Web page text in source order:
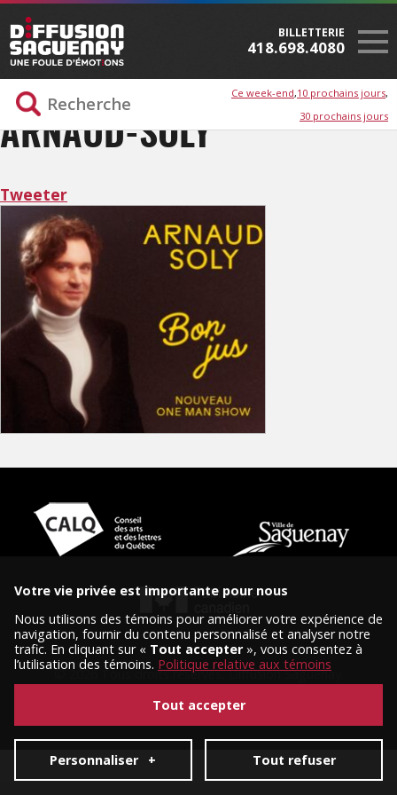
BILLETTERIE
418.698.4080
Ce week-end 10 prochains jours
30 prochains jours
ARNAUD-SOLY
Tweeter
© 2026 Tous droits réservés, Diffusion Saguenay.
Conception et réalisation :Nubee|Mes préférences cookies
Votre vie privée est importante pour nous
Nous utilisons des témoins pour améliorer votre expérience de
navigation, fournir du contenu personnalisé et analyser notre
trafic. En cliquant sur « Tout accepter», vous consentez à
l’utilisation des témoins. Politique relative aux témoins
Personnaliser + Tout refuser
Tout accepter